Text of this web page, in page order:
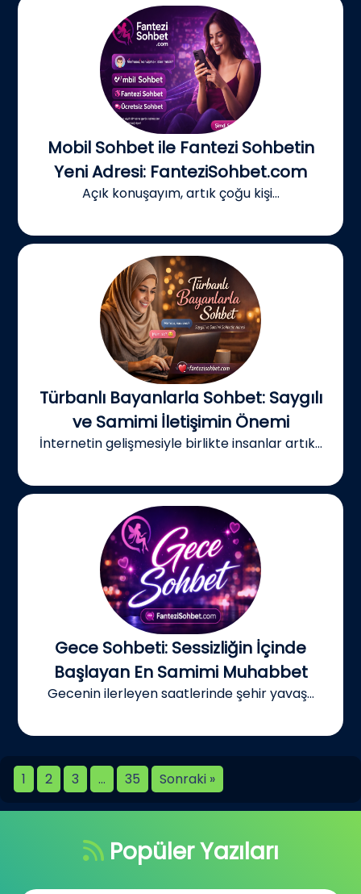
Mobil Sohbet ile Fantezi Sohbetin
Yeni Adresi: FanteziSohbet.com
Açık konuşayım, artık çoğu kişi...
Türbanlı Bayanlarla Sohbet: Saygılı
ve Samimi İletişimin Önemi
İnternetin gelişmesiyle birlikte insanlar artık...
Gece Sohbeti: Sessizliğin İçinde
Başlayan En Samimi Muhabbet
Gecenin ilerleyen saatlerinde şehir yavaş...
1 2 3 … 35 Sonraki »
Popüler Yazıları